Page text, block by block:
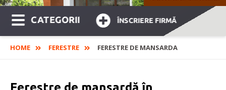
CATEGORII ÎNSCRIERE FIRMĂ
HOME FERESTRE FERESTRE DE MANSARDA